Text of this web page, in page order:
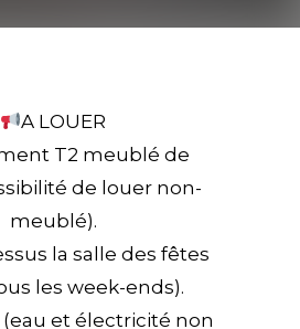
A LOUER
T2 meublé de
de louer non-
meublé).
la salle des fêtes
les week-ends).
(eau et électricité non